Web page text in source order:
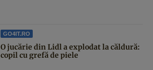
GO4IT.RO
O jucărie din Lidl a explodat la căldură:
copil cu grefă de piele